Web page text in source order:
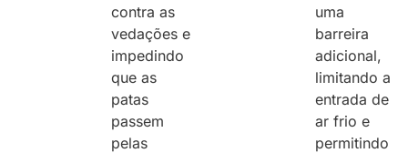
contra as
vedações e
impedindo
que as
patas
passem
pelas
uma
barreira
adicional,
limitando a
entrada de
ar frio e
permitindo